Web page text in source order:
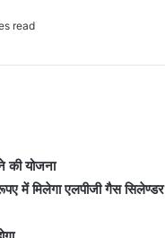
read
की योजना
में मिलेगा एलपीजी गैस सिलेण्डर